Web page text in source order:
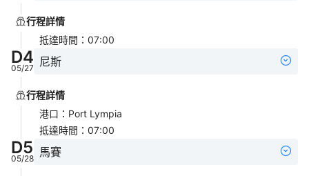
行程詳情
抵達時間 ： 07:00
D4
05/27 尼斯
行程詳情
港口 ： Port Lympia
抵達時間 ： 07:00
D5
05/28 馬賽